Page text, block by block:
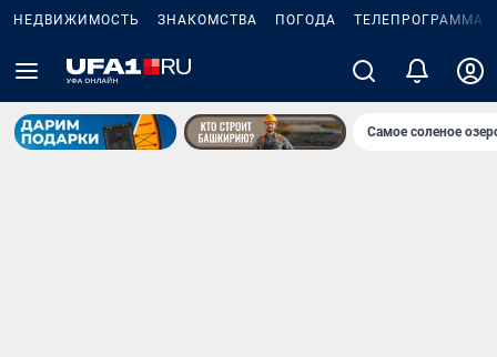
НЕДВИЖИМОСТЬ ЗНАКОМСТВА ПОГОДА ТЕЛЕПРОГРАММА
Самое соленое